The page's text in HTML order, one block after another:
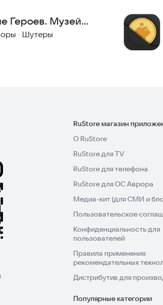
Героев. Музей
3D· Шутеры
RuStore магазин
О RuStore
RuStore для TV
RuStore для телефона
RuStore для ОС Аврора
Медиа-кит (для СМИ и
Пользовательское
Конфиденциальность для
пользователей
Правила применения
рекомендательных
Дистрибутив для
Популярные категории